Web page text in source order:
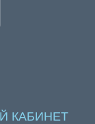
КАБИНЕТ